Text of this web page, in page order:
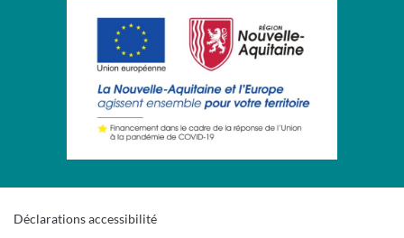
Déclarations accessibilité